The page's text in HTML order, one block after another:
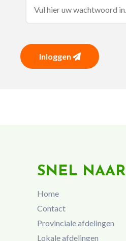
Inloggen
SNEL NAAR
Home
Contact
Provinciale afdelingen
Lokale afdelingen